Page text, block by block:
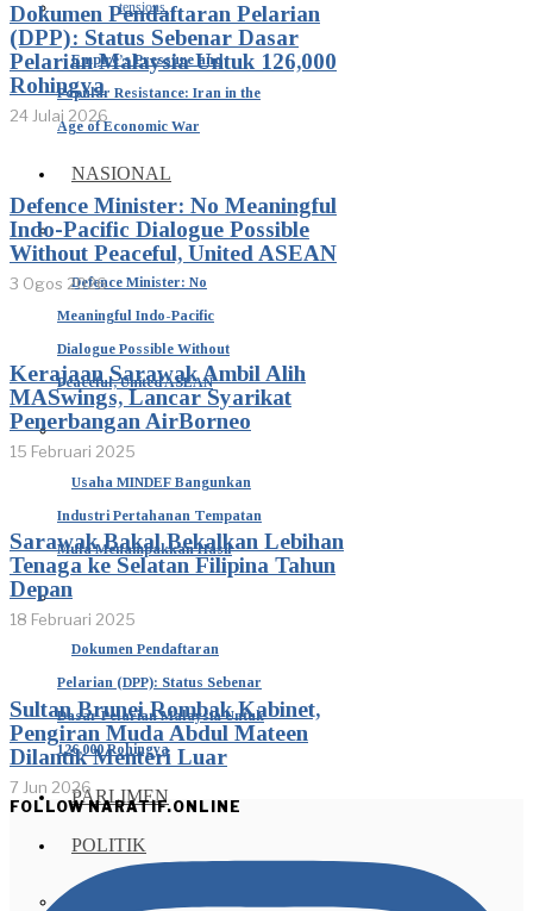
Empire’s Pressure and
Popular Resistance: Iran in the
Age of Economic War
NASIONAL
Defence Minister: No
Meaningful Indo-Pacific
Dialogue Possible Without
Peaceful, United ASEAN
Usaha MINDEF Bangunkan
Industri Pertahanan Tempatan
Mula Menampakkan Hasil
Dokumen Pendaftaran
Pelarian (DPP): Status Sebenar
Dasar Pelarian Malaysia Untuk
126,000 Rohingya
PARLIMEN
POLITIK
Dokumen Pendaftaran Pelarian
(DPP): Status Sebenar Dasar
Pelarian Malaysia Untuk 126,000
Rohingya
24 Julai 2026
Defence Minister: No Meaningful
Indo-Pacific Dialogue Possible
Without Peaceful, United ASEAN
3 Ogos 2026
Kerajaan Sarawak Ambil Alih
MASwings, Lancar Syarikat
Penerbangan AirBorneo
15 Februari 2025
Sarawak Bakal Bekalkan Lebihan
Tenaga ke Selatan Filipina Tahun
Depan
18 Februari 2025
Sultan Brunei Rombak Kabinet,
Pengiran Muda Abdul Mateen
Dilantik Menteri Luar
7 Jun 2026
FOLLOW NARATIF.ONLINE